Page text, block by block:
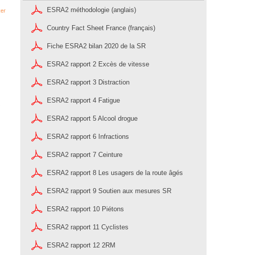
ESRA2 méthodologie (anglais)
Country Fact Sheet France (français)
Fiche ESRA2 bilan 2020 de la SR
ESRA2 rapport 2 Excès de vitesse
ESRA2 rapport 3 Distraction
ESRA2 rapport 4 Fatigue
ESRA2 rapport 5 Alcool drogue
ESRA2 rapport 6 Infractions
ESRA2 rapport 7 Ceinture
ESRA2 rapport 8 Les usagers de la route âgés
ESRA2 rapport 9 Soutien aux mesures SR
ESRA2 rapport 10 Piétons
ESRA2 rapport 11 Cyclistes
ESRA2 rapport 12 2RM